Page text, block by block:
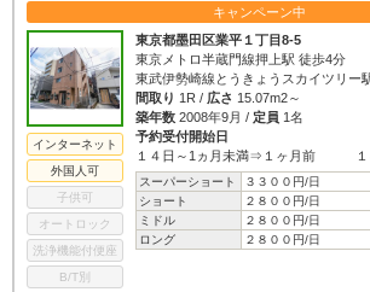
キャンペーン中
インターネット
外国人可
子供可
オートロック
洗浄機能付便座
B/T別
東京都墨田区業平１丁目8-5
東京メトロ半蔵門線押上駅 徒歩4分
東武伊勢崎線とうきょうスカイツリー
間取り 1R / 広さ 15.07m2～
築年数 2008年9月 / 定員 1名
予約受付開始日
１４日～1ヵ月未満⇒１ヶ月前 １
スーパーショート
３３００円/日
ショート
２８００円/日
ミドル
２８００円/日
ロング
２８００円/日